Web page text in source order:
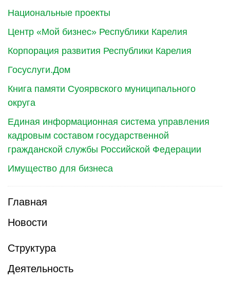
Национальные проекты
Центр «Мой бизнес» Республики Карелия
Корпорация развития Республики Карелия
Госуслуги.Дом
Книга памяти Суоярвского муниципального
округа
Единая информационная система управления
кадровым составом государственной
гражданской службы Российской Федерации
Имущество для бизнеса
Главная
Новости
Структура
Деятельность